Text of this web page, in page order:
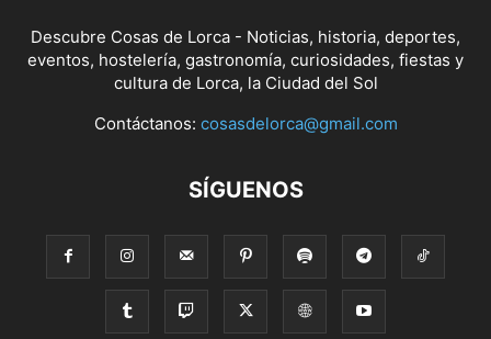
Descubre Cosas de Lorca - Noticias, historia, deportes,
eventos, hostelería, gastronomía, curiosidades, fiestas y
cultura de Lorca, la Ciudad del Sol
Contáctanos: cosasdelorca@gmail.com
SÍGUENOS